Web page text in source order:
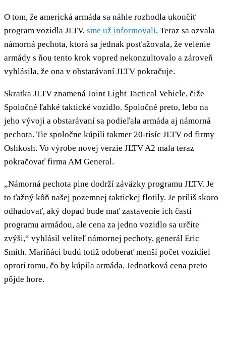
O tom, že americká armáda sa náhle rozhodla ukončiť
program vozidla JLTV, sme už informovali. Teraz sa ozvala
námorná pechota, ktorá sa jednak posťažovala, že velenie
armády s ňou tento krok vopred nekonzultovalo a zároveň
vyhlásila, že ona v obstarávaní JLTV pokračuje.
Skratka JLTV znamená Joint Light Tactical Vehicle, čiže
Spoločné ľahké taktické vozidlo. Spoločné preto, lebo na
jeho vývoji a obstarávaní sa podieľala armáda aj námorná
pechota. Tie spoločne kúpili takmer 20-tisíc JLTV od firmy
Oshkosh. Vo výrobe novej verzie JLTV A2 mala teraz
pokračovať firma AM General.
„Námorná pechota plne dodrží záväzky programu JLTV. Je
to ťažný kôň našej pozemnej taktickej flotily. Je príliš skoro
odhadovať, aký dopad bude mať zastavenie ich časti
programu armádou, ale cena za jedno vozidlo sa určite
zvýši,“ vyhlásil veliteľ námornej pechoty, generál Eric
Smith. Mariňáci budú totiž odoberať menší počet vozidiel
oproti tomu, čo by kúpila armáda. Jednotková cena preto
pôjde hore.